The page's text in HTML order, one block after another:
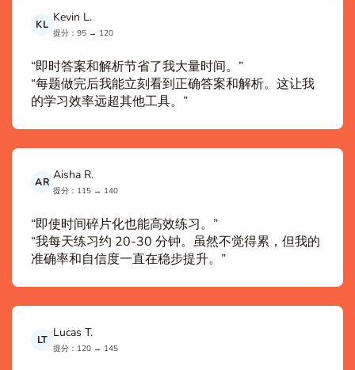
KL Kevin L.
提分：95 → 120
“即时答案和解析节省了我大量时间。”
“每题做完后我能立刻看到正确答案和解析。这让我
的学习效率远超其他工具。”
AR Aisha R.
提分：115 → 140
“即使时间碎片化也能高效练习。”
“我每天练习约 20-30 分钟。虽然不觉得累，但我的
准确率和自信度一直在稳步提升。”
LT Lucas T.
提分：120 → 145